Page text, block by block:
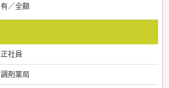
有／全額
正社員
調剤薬局